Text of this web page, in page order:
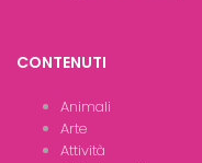
CONTENUTI
Animali
Arte
Attività